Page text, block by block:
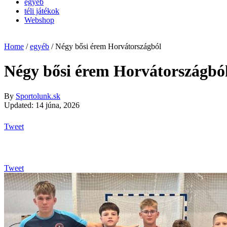
egyéb
téli játékok
Webshop
Home /egyéb /Négy bősi érem Horvátországból
Négy bősi érem
By Sportolunk.sk
Updated: 14 júna, 2026
Tweet
Tweet